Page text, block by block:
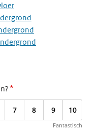
*
7 8 9 10
Fantastisch